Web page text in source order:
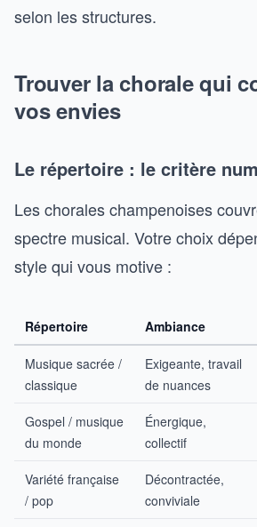
selon les structures.
Trouver la chorale qui
vos envies
Le répertoire : le critère
Les chorales champenoises
spectre musical. Votre choix
style qui vous motive :
Répertoire Ambiance
Musique sacrée /
classique
Exigeante, travail
de nuances
Gospel / musique
du monde
Énergique,
collectif
Variété française
/ pop
Décontractée,
conviviale